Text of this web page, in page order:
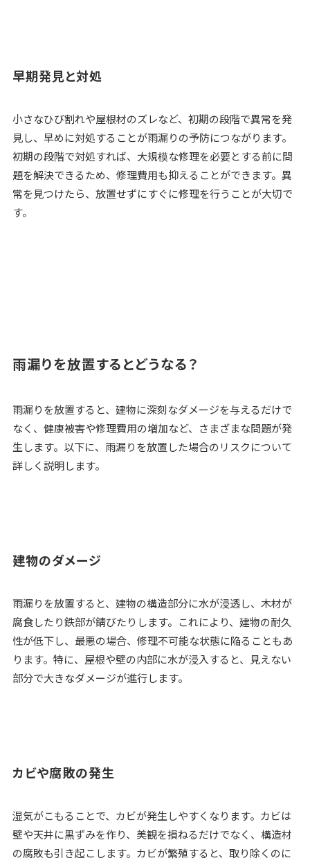
早期発見と対処
小さなひび割れや屋根材のズレなど、初期の段階で異常を発
見し、早めに対処することが雨漏りの予防につながります。
初期の段階で対処すれば、大規模な修理を必要とする前に問
題を解決できるため、修理費用も抑えることができます。異
常を見つけたら、放置せずにすぐに修理を行うことが大切で
す。
雨漏りを放置するとどうなる？
雨漏りを放置すると、建物に深刻なダメージを与えるだけで
なく、健康被害や修理費用の増加など、さまざまな問題が発
生します。以下に、雨漏りを放置した場合のリスクについて
詳しく説明します。
建物のダメージ
雨漏りを放置すると、建物の構造部分に水が浸透し、木材が
腐食したり鉄部が錆びたりします。これにより、建物の耐久
性が低下し、最悪の場合、修理不可能な状態に陥ることもあ
ります。特に、屋根や壁の内部に水が浸入すると、見えない
部分で大きなダメージが進行します。
カビや腐敗の発生
湿気がこもることで、カビが発生しやすくなります。カビは
壁や天井に黒ずみを作り、美観を損ねるだけでなく、構造材
の腐敗も引き起こします。カビが繁殖すると、取り除くのに